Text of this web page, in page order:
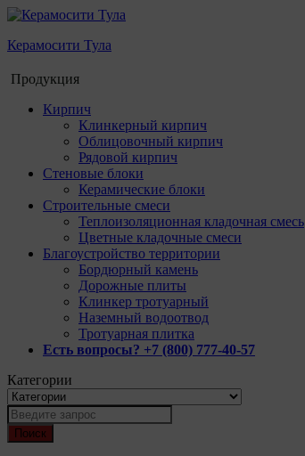
Керамосити Тула
Продукция
Кирпич
Клинкерный кирпич
Облицовочный кирпич
Рядовой кирпич
Стеновые блоки
Керамические блоки
Строительные смеси
Теплоизоляционная кладочная смесь
Цветные кладочные смеси
Благоустройство территории
Бордюрный камень
Дорожные плиты
Клинкер тротуарный
Наземный водоотвод
Тротуарная плитка
Есть вопросы? +7 (800) 777-40-57
Категории
Поиск